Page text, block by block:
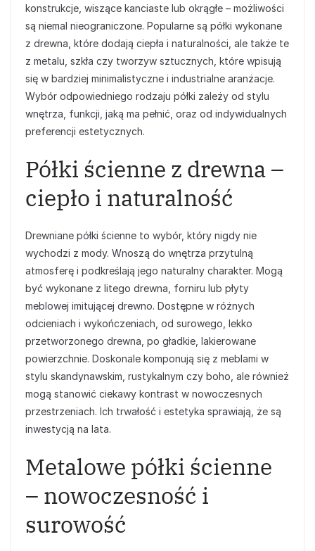
konstrukcje, wiszące kanciaste lub okrągłe – możliwości
są niemal nieograniczone. Popularne są półki wykonane
z drewna, które dodają ciepła i naturalności, ale także te
z metalu, szkła czy tworzyw sztucznych, które wpisują
się w bardziej minimalistyczne i industrialne aranżacje.
Wybór odpowiedniego rodzaju półki zależy od stylu
wnętrza, funkcji, jaką ma pełnić, oraz od indywidualnych
preferencji estetycznych.
Półki ścienne z drewna –
ciepło i naturalność
Drewniane półki ścienne to wybór, który nigdy nie
wychodzi z mody. Wnoszą do wnętrza przytulną
atmosferę i podkreślają jego naturalny charakter. Mogą
być wykonane z litego drewna, forniru lub płyty
meblowej imitującej drewno. Dostępne w różnych
odcieniach i wykończeniach, od surowego, lekko
przetworzonego drewna, po gładkie, lakierowane
powierzchnie. Doskonale komponują się z meblami w
stylu skandynawskim, rustykalnym czy boho, ale również
mogą stanowić ciekawy kontrast w nowoczesnych
przestrzeniach. Ich trwałość i estetyka sprawiają, że są
inwestycją na lata.
Metalowe półki ścienne
– nowoczesność i
surowość